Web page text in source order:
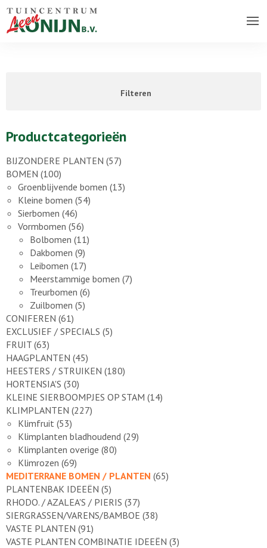
Filteren
Productcategorieën
BIJZONDERE PLANTEN (57)
BOMEN (100)
Groenblijvende bomen (13)
Kleine bomen (54)
Sierbomen (46)
Vormbomen (56)
Bolbomen (11)
Dakbomen (9)
Leibomen (17)
Meerstammige bomen (7)
Treurbomen (6)
Zuilbomen (5)
CONIFEREN (61)
EXCLUSIEF / SPECIALS (5)
FRUIT (63)
HAAGPLANTEN (45)
HEESTERS / STRUIKEN (180)
HORTENSIA'S (30)
KLEINE SIERBOOMPJES OP STAM (14)
KLIMPLANTEN (227)
Klimfruit (53)
Klimplanten bladhoudend (29)
Klimplanten overige (80)
Klimrozen (69)
MEDITERRANE BOMEN / PLANTEN (65)
PLANTENBAK IDEEËN (5)
RHODO. / AZALEA'S / PIERIS (37)
SIERGRASSEN/VARENS/BAMBOE (38)
VASTE PLANTEN (91)
VASTE PLANTEN COMBINATIE IDEEËN (3)